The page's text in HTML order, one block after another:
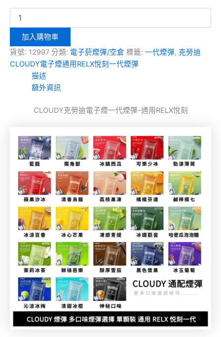
加入購物車
貨號: 12997 分類: 電子菸煙彈/空倉 標籤: 一代煙彈, 克勞迪
CLOUDY電子煙通用RELX悅刻一代煙彈
描述
額外資訊
CLOUDY克勞迪電子煙一代煙彈-通用RELX悅刻